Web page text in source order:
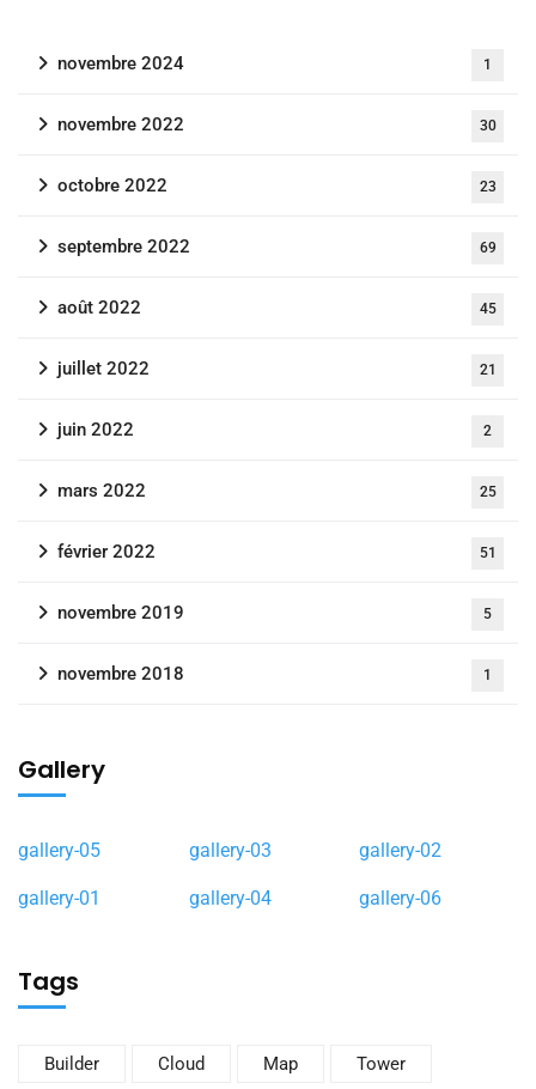
novembre 2024 1
novembre 2022 30
octobre 2022 23
septembre 2022 69
août 2022 45
juillet 2022 21
juin 2022 2
mars 2022 25
février 2022 51
novembre 2019 5
novembre 2018 1
Gallery
gallery-05 gallery-03 gallery-02
gallery-01 gallery-04 gallery-06
Tags
Builder Cloud Map Tower